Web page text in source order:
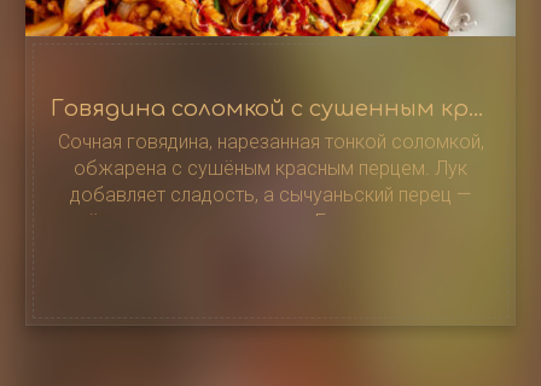
Говядина соломкой с сушенным красным перцем / 干媥牛肉丝
Сочная говядина, нарезанная тонкой соломкой,
обжарена с сушёным красным перцем. Лук
добавляет сладость, а сычуаньский перец —
лёгкую остроту и аромат. Блюдо сочетает